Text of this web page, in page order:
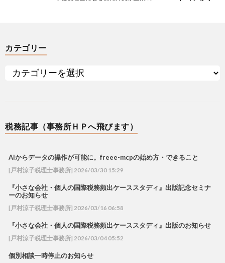
カテゴリー
税務記事（事務所ＨＰへ飛びます）
AIからデータの操作が可能に。freee-mcpの始め方・できること
[戸村涼子税理士事務所] 2026/03/30 15:29
『小さな会社・個人の国際税務頻出ケーススタディ』出版記念セミナ
ーのお知らせ
[戸村涼子税理士事務所] 2026/03/16 06:58
『小さな会社・個人の国際税務頻出ケーススタディ』出版のお知らせ
[戸村涼子税理士事務所] 2026/03/04 05:52
個別相談一時停止のお知らせ